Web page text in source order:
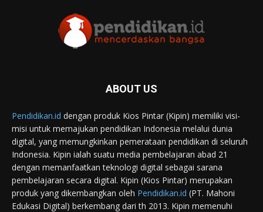
ABOUT US
Pendidikan.id dengan produk Kios Pintar (Kipin) memiliki visi-
misi untuk memajukan pendidikan Indonesia melalui dunia
digital, yang memungkinkan pemerataan pendidikan di seluruh
Indonesia. Kipin ialah suatu media pembelajaran abad 21
dengan memanfaatkan teknologi digital sebagai sarana
pembelajaran secara digital. Kipin (Kios Pintar) merupakan
produk yang dikembangkan oleh Pendidikan.id (PT. Mahoni
Edukasi Digital) berkembang dari th 2013. Kipin memenuhi